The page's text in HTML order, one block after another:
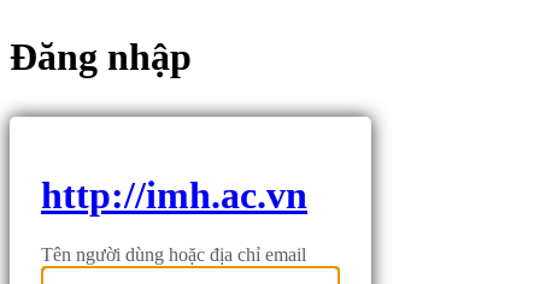
Đăng nhập
http://imh.ac.vn
Tên người dùng hoặc địa chỉ email